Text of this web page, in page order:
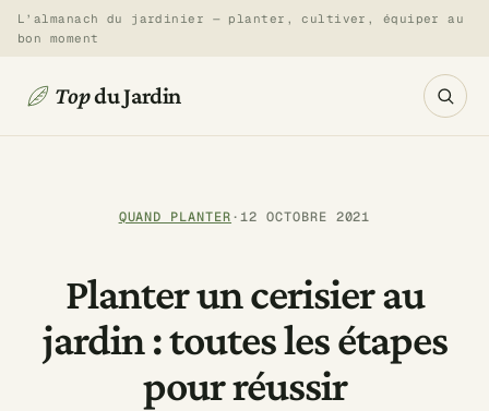
AllerL’almanach du jardinier — planter, cultiver, équiper au
bon moment
Topdu Jardin
QUAND PLANTER·12 OCTOBRE 2021
Planter un cerisier au
jardin : toutes les étapes
pour réussir